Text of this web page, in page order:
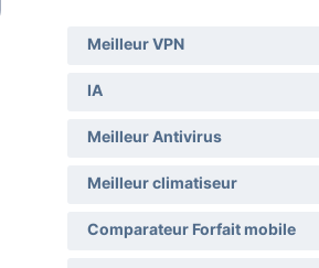
Meilleur VPN
IA
Meilleur Antivirus
Meilleur climatiseur
Comparateur Forfait mobile